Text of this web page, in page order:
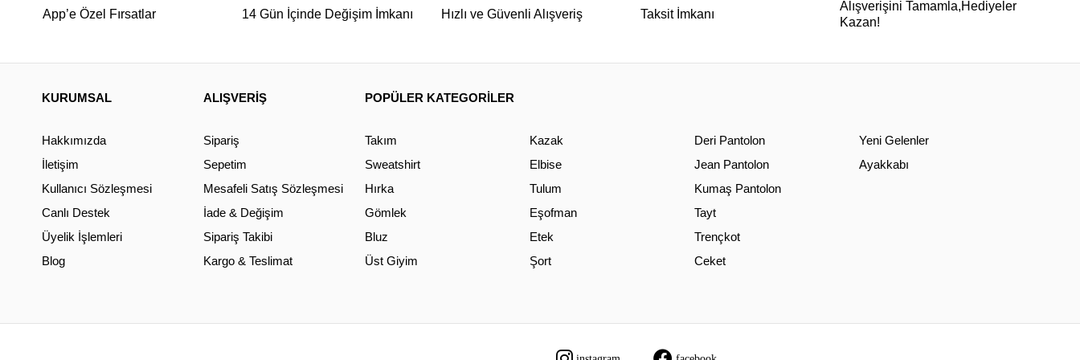
App’e Özel Fırsatlar 14 Gün İçinde Değişim İmkanı Hızlı ve Güvenli Alışveriş Taksit İmkanı
Alışverişini Tamamla,Hediyeler
Kazan!
KURUMSAL
Hakkımızda
İletişim
Kullanıcı Sözleşmesi
Canlı Destek
Üyelik İşlemleri
Blog
ALIŞVERİŞ
Sipariş
Sepetim
Mesafeli Satış Sözleşmesi
İade & Değişim
Sipariş Takibi
Kargo & Teslimat
POPÜLER KATEGORİLER
Takım
Sweatshirt
Hırka
Gömlek
Bluz
Üst Giyim
Kazak
Elbise
Tulum
Eşofman
Etek
Şort
Deri Pantolon
Jean Pantolon
Kumaş Pantolon
Tayt
Trençkot
Ceket
Yeni Gelenler
Ayakkabı